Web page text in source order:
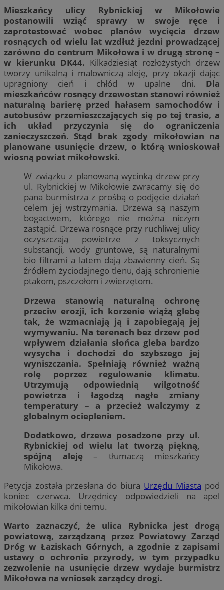
Mieszkańcy ulicy Rybnickiej w Mikołowie
postanowili wziąć sprawy w swoje ręce i
zaprotestować wobec planów wycięcia drzew
rosnących od wielu lat wzdłuż jezdni prowadzącej
zarówno do centrum Mikołowa i w drugą stronę –
w kierunku DK44. Kilkadziesiąt rozłożystych drzew
tworzy unikalną i malowniczą aleję, przy okazji dając
upragniony cień i chłód w upalne dni. Dla
mieszkańców rosnący drzewostan stanowi również
naturalną barierę przed hałasem samochodów i
autobusów przemieszczających się po tej trasie, a
ich układ przyczynia się do ograniczenia
zanieczyszczeń. Stąd brak zgody mikołowian na
planowane usunięcie drzew, o którą wnioskował
wiosną powiat mikołowski.
W związku z planowaną wycinką drzew przy
ul. Rybnickiej w Mikołowie zwracamy się do
pana burmistrza z prośbą o podjęcie działań
celem jej wstrzymania. Drzewa są naszym
bogactwem, którego nie można niczym
zastąpić. Drzewa rosnące przy ruchliwej ulicy
oczyszczają powietrze z toksycznych
substancji, wody gruntowe, są naturalnymi
bio filtrami a latem dają zbawienny cień. Są
źródłem życiodajnego tlenu, dają schronienie
ptakom, pszczołom i zwierzętom.
Drzewa stanowią naturalną ochronę
przeciw erozji, ich korzenie wiążą glebę
tak, że wzmacniają ją i zapobiegają jej
wymywaniu. Na terenach bez drzew pod
wpływem działania słońca gleba bardzo
wysycha i dochodzi do szybszego jej
wyniszczania. Spełniają również ważną
rolę poprzez regulowanie klimatu.
Utrzymują odpowiednią wilgotność
powietrza i łagodzą nagłe zmiany
temperatury – a przecież walczymy z
globalnym ociepleniem.
Dodatkowo, drzewa posadzone przy ul.
Rybnickiej od wielu lat tworzą piękną,
spójną aleję– tłumaczą mieszkańcy
Mikołowa.
Petycja została przesłana do biura Urzędu Miasta pod
koniec czerwca. Urzędnicy odpowiedzieli na apel
mikołowian kilka dni temu.
Warto zaznaczyć, że ulica Rybnicka jest drogą
powiatową, zarządzaną przez Powiatowy Zarząd
Dróg w Łaziskach Górnych, a zgodnie z zapisami
ustawy o ochronie przyrody, w tym przypadku
zezwolenie na usunięcie drzew wydaje burmistrz
Mikołowa na wniosek zarządcy drogi.